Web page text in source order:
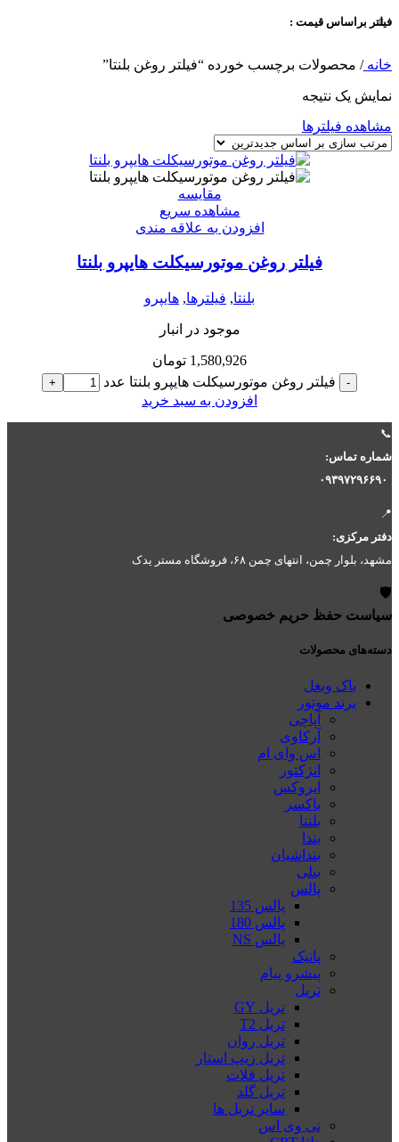
فیلتر براساس قیمت :
خانه/ محصولات برچسب خورده “فیلتر روغن بلنتا”
نمایش یک نتیجه
مشاهده فیلترها
مقایسه
مشاهده سریع
افزودن به علاقه مندی
فیلتر روغن موتورسیکلت هایپرو بلنتا
بلنتا, فیلترها, هایپرو
موجود در انبار
1,580,926 تومان
- فیلتر روغن موتورسیکلت هایپرو بلنتا عدد +
افزودن به سبد خرید
📞
شماره تماس:
۰۹۳۹۷۲۹۶۶۹۰
📍
دفتر مرکزی:
مشهد، بلوار چمن، انتهای چمن ۶۸، فروشگاه مستر یدک
🛡️
سیاست حفظ حریم خصوصی
دسته‌های محصولات
باک وبغل
برند موتور
آپاچی
آرکاوی
اس وای ام
انژکتور
ایروکس
باکسر
بلنتا
بندا
بنداشیان
بنلی
پالس
پالس 135
پالس 180
پالس NS
پانیک
پیشرو پیام
تریل
تریل GY
تریل T2
تریل روان
تریل زیپ استار
تریل فلات
تریل گلد
سایر تریل ها
تی وی اس